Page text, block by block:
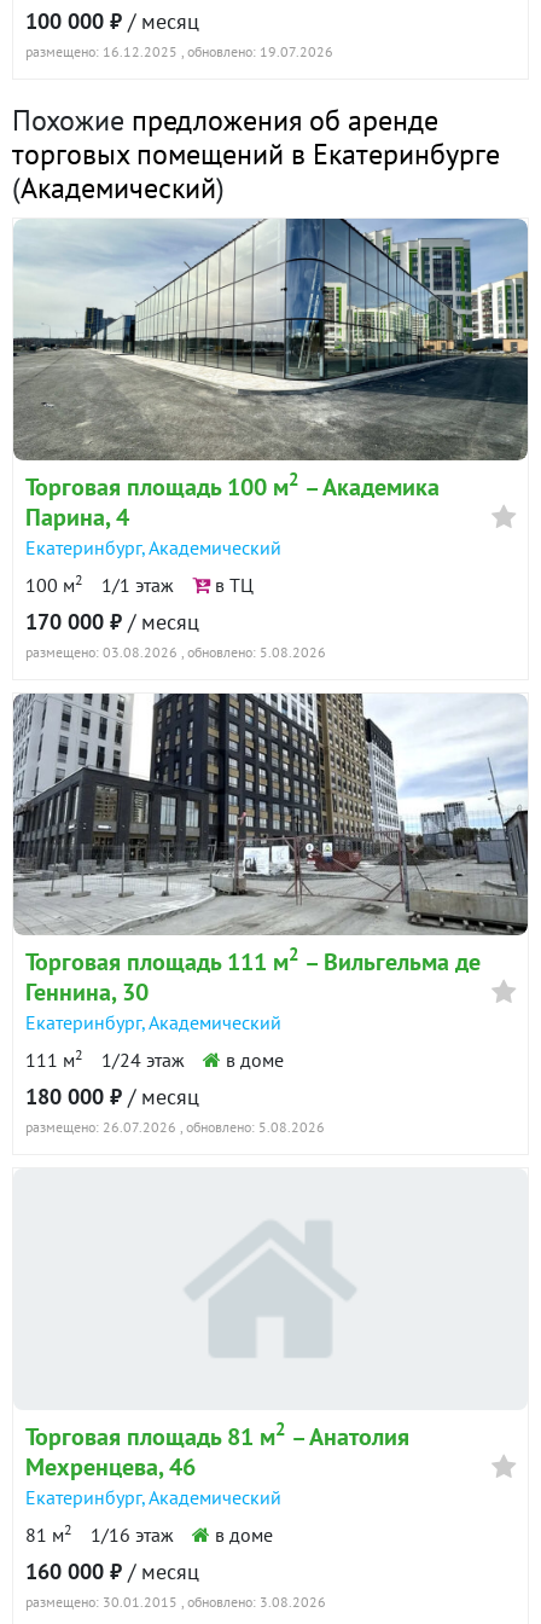
Екатеринбург, ул. Ландау, 7б (Академический) ·
92.6 м²
90 дн.
в аренде 1500 ₽/м²
Показать всю историю: 5 предложений →
100 000 ₽ / месяц
размещено: 16.12.2025 , обновлено: 19.07.2026
Похожие предложения об аренде
торговых помещений в Екатеринбурге
(Академический)
Торговая площадь 100 м2 – Академика
Парина, 4
Екатеринбург,Академический
100 м2 1/1 этаж в ТЦ
170 000 ₽ / месяц
размещено: 03.08.2026 , обновлено: 5.08.2026
Торговая площадь 111 м2 – Вильгельма де
Геннина, 30
Екатеринбург,Академический
111 м2 1/24 этаж в доме
180 000 ₽ / месяц
размещено: 26.07.2026 , обновлено: 5.08.2026
Торговая площадь 81 м2 – Анатолия
Мехренцева, 46
Екатеринбург,Академический
81 м2 1/16 этаж в доме
160 000 ₽ / месяц
размещено: 30.01.2015 , обновлено: 3.08.2026